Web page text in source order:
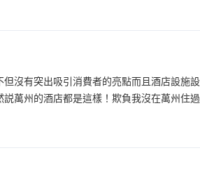
沒有突出吸引消費者的亮點而且酒店設施
萬州的酒店都是這樣！欺負我沒在萬州住